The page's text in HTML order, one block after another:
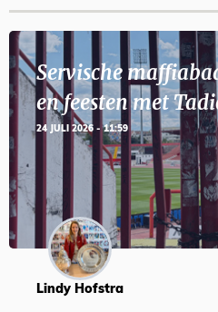
Servische
en feesten met
24 JULI 2026 - 11:59
Lindy Hofstra